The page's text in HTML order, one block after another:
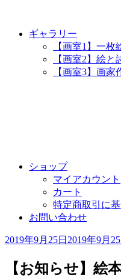
ギャラリー
【画室1】一枚
【画室2】絵と
【画室3】画家
ショップ
マイアカウント
カート
特定商取引に
お問い合わせ
投
日:
2019年9月25日 2019年9月25
【お知らせ】絵